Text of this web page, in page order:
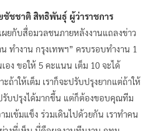
อมขอบคุณทีมงานที่ร่วมเดินไปด้วยกัน
ผยกับสื่อมวลชนภายหลังงานแถลงข่าว
น ทำงาน กรุงเทพฯ” ครบรอบทำงาน 1
อง ขอให้ 5 คะแนน เต็ม 10 จะได้
ะถ้าให้เต็ม เราก็จะปรับปรุงยากแต่ถ้าให้
รับปรุงได้มากขึ้น แต่ก็ต้องขอบคุณทีม